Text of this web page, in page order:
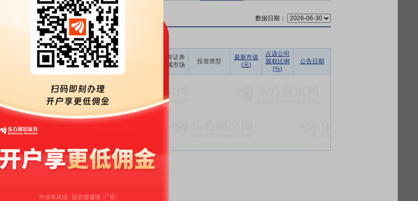
数据日期：
其他
报告期
损益(元)
期末账面
价值(元)
占期末证
券投资比
例(%)
持有证券
所属市场
投资类型
最新市值
(元)
占该公司
股权比例
(%)
公告日期
暂无数据